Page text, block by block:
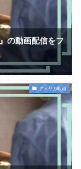
の動画配信をフ
アメリカ映画